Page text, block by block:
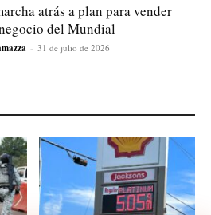
atrás a plan para vender
del Mundial
- 31 de julio de 2026